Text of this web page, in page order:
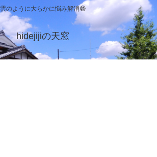
雲のように大らかに悩み解消😁
hidejijiの天窓